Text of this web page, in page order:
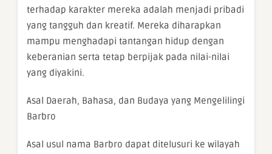
terhadap karakter mereka adalah menjadi pribadi
yang tangguh dan kreatif. Mereka diharapkan
mampu menghadapi tantangan hidup dengan
keberanian serta tetap berpijak pada nilai-nilai
yang diyakini.
Asal Daerah, Bahasa, dan Budaya yang Mengelilingi
Barbro
Asal usul nama Barbro dapat ditelusuri ke wilayah